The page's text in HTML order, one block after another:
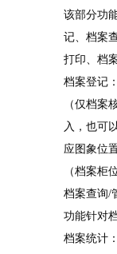
该部分功
记、档案
打印、档
档案登记
（仅档案
入，也可
应图象位
（档案柜
档案查询/
功能针对
档案统计